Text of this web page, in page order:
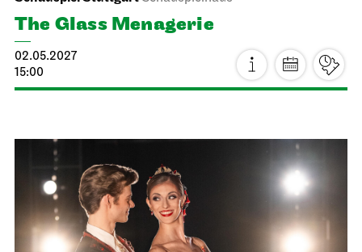
Sat, 15.05.2027